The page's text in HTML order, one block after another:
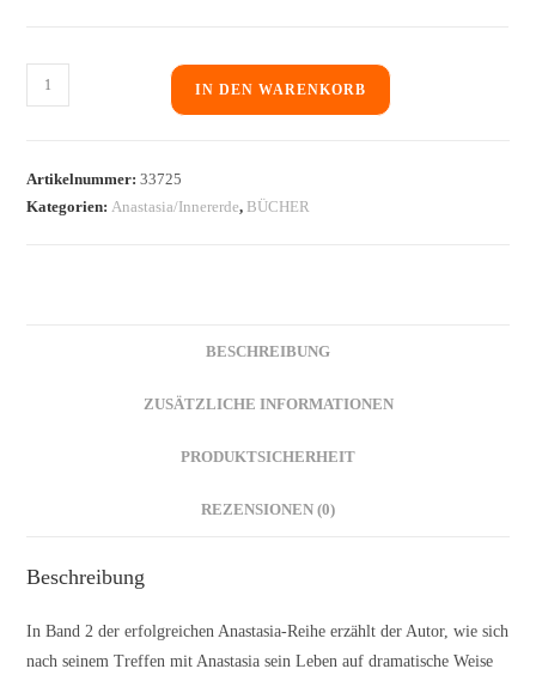
IN DEN WARENKORB
Artikelnummer:33725
Kategorien:Anastasia/Innererde, BÜCHER
BESCHREIBUNG
ZUSÄTZLICHE INFORMATIONEN
PRODUKTSICHERHEIT
REZENSIONEN (0)
Beschreibung
In Band 2 der erfolgreichen Anastasia-Reihe erzählt der Autor, wie sich
nach seinem Treffen mit Anastasia sein Leben auf dramatische Weise